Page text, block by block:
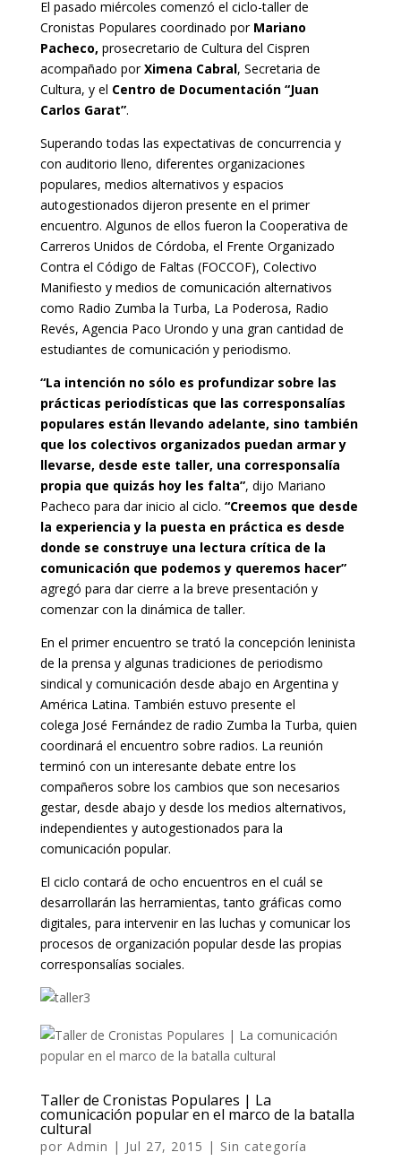
El pasado miércoles comenzó el ciclo-taller de
Cronistas Populares coordinado por Mariano
Pacheco, prosecretario de Cultura del Cispren
acompañado porXimena Cabral, Secretaria de
Cultura, y el Centro de Documentación “Juan
Carlos Garat”.
Superando todas las expectativas de concurrencia y
con auditorio lleno, diferentes organizaciones
populares, medios alternativos y espacios
autogestionados dijeron presente en el primer
encuentro. Algunos de ellos fueron la Cooperativa de
Carreros Unidos de Córdoba, el Frente Organizado
Contra el Código de Faltas (FOCCOF), Colectivo
Manifiesto y medios de comunicación alternativos
como Radio Zumba la Turba, La Poderosa, Radio
Revés, Agencia Paco Urondo y una gran cantidad de
estudiantes de comunicación y periodismo.
“La intención no sólo es profundizar sobre las
prácticas periodísticas que las corresponsalías
populares están llevando adelante, sino también
que los colectivos organizados puedan armar y
llevarse, desde este taller, una corresponsalía
propia que quizás hoy les falta”, dijo Mariano
Pacheco para dar inicio al ciclo. “Creemos que desde
la experiencia y la puesta en práctica es desde
donde se construye una lectura crítica de la
comunicación que podemos y queremos hacer”
agregó para dar cierre a la breve presentación y
comenzar con la dinámica de taller.
En el primer encuentro se trató la concepción leninista
de la prensa y algunas tradiciones de periodismo
sindical y comunicación desde abajo en Argentina y
América Latina. También estuvo presente el
colega José Fernández de radio Zumba la Turba, quien
coordinará el encuentro sobre radios. La reunión
terminó con un interesante debate entre los
compañeros sobre los cambios que son necesarios
gestar, desde abajo y desde los medios alternativos,
independientes y autogestionados para la
comunicación popular.
El ciclo contará de ocho encuentros en el cuál se
desarrollarán las herramientas, tanto gráficas como
digitales, para intervenir en las luchas y comunicar los
procesos de organización popular desde las propias
corresponsalías sociales.
Taller de Cronistas Populares | La
comunicación popular en el marco de la batalla
cultural
por Admin | Jul 27, 2015 | Sin categoría